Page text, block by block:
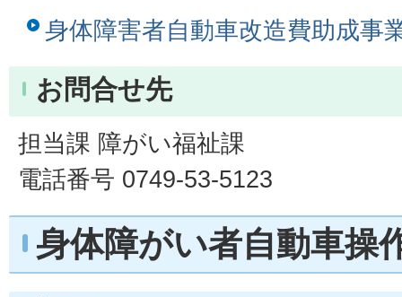
身体障害者自動車改造費助成事
お問合せ先
担当課 障がい福祉課
電話番号 0749-53-5123
身体障がい者自動車操